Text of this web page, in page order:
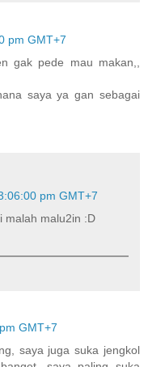
pm GMT+7
gak pede mau makan,,
saya ya gan sebagai
pm GMT+7
malah malu2in :D
GMT+7
saya juga suka jengkol